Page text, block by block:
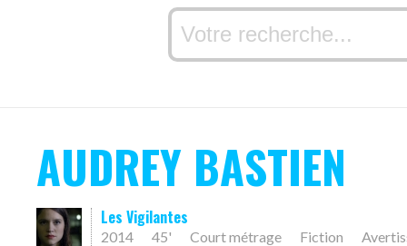
AUDREY BASTIEN
Les Vigilantes
2014 45' Court métrage Fiction